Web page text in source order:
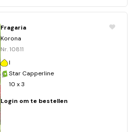
Fragaria
Korona
Nr. 10811
I
Star Capperline
10 x 3
Login om te bestellen